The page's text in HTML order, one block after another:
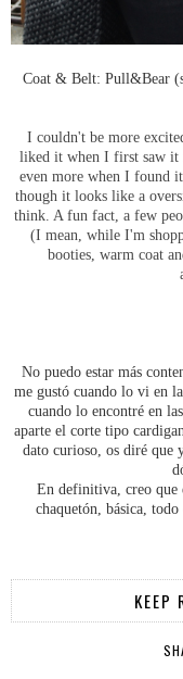
Coat & Belt: Pull&Bear
I couldn't be more
liked it when I first saw it
even more when I found
though it looks like a
think. A fun fact, a few
(I mean, while I'm
booties, warm coat
No puedo estar más
me gustó cuando lo vi en
cuando lo encontré en
aparte el corte tipo
dato curioso, os diré que
En definitiva, creo que
chaquetón, básica,
KEEP